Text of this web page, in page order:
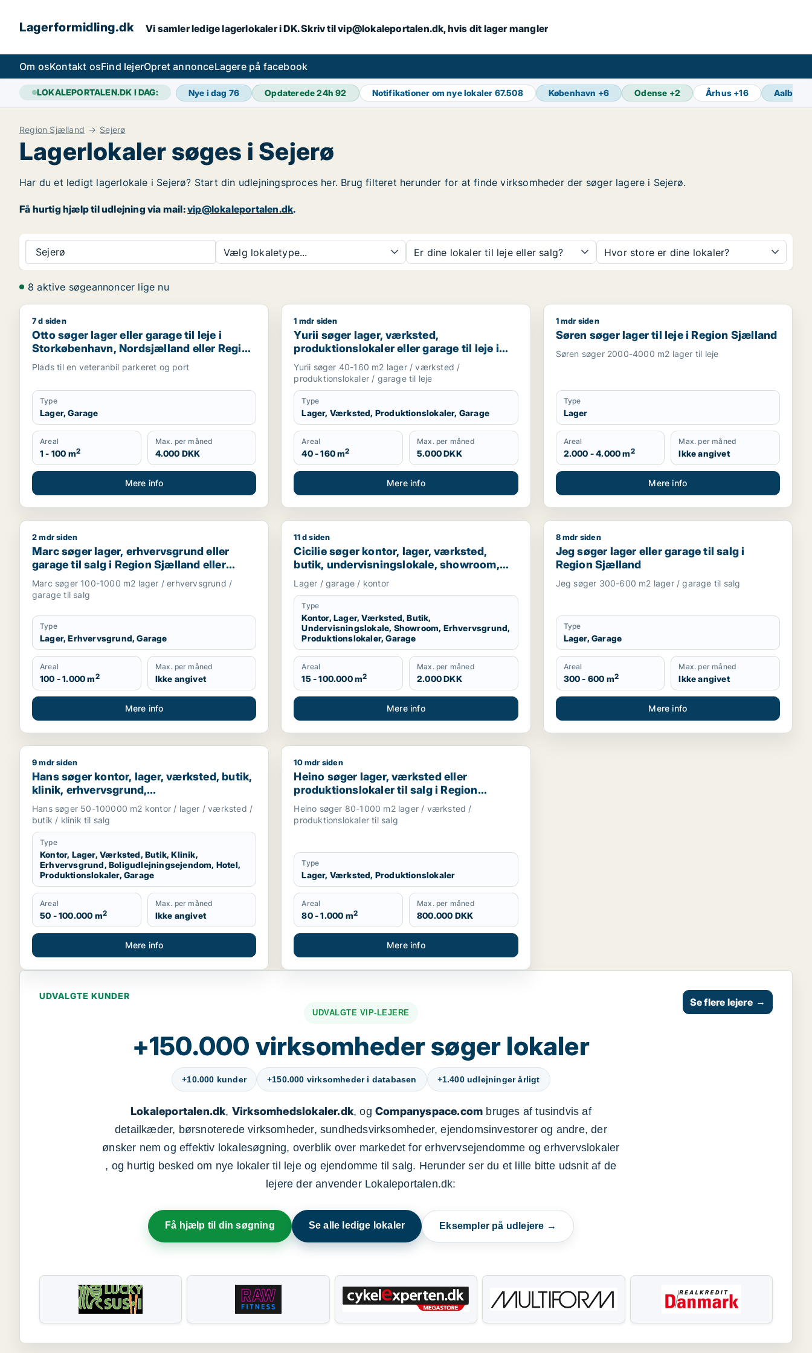
Lagerformidling.dk Vi samler ledige lagerlokaler i DK. Skriv til vip@lokaleportalen.dk, hvis dit lager mangler
Om osKontakt osFind lejerOpret annonceLagere på facebook
LOKALEPORTALEN.DK I DAG: Nye i dag 76 Opdaterede 24h92 Notifikationer om nye lokaler 67.508 København +6 Odense +2 Århus +16 Aalborg
Region Sjælland Sejerø
Lagerlokaler søges i Sejerø
Har du et ledigt lagerlokale i Sejerø? Start din udlejningsproces her. Brug filteret herunder for at finde virksomheder der søger lagere i Sejerø.
Få hurtig hjælp til udlejning via mail:vip@lokaleportalen.dk.
Sejerø Vælg lokaletype... Er dine lokaler til leje eller salg? Hvor store er dine lokaler?
8 aktive søgeannoncer lige nu
Otto søger lager eller garage til leje i Storkøbenhavn, Nordsjælland eller Region Sjælland
7 d siden
Otto søger lager eller garage til leje i
Storkøbenhavn, Nordsjælland eller Region
Sjælland
Plads til en veteranbil parkeret og port
Type
Lager, Garage
Areal
1 - 100 m2
Max. per måned
4.000 DKK
Mere info
Yurii søger lager, værksted, produktionslokaler eller garage til leje i Region Sjælland
1 mdr siden
Yurii søger lager, værksted,
produktionslokaler eller garage til leje i
Region Sjælland
Yurii søger 40-160 m2 lager / værksted /
produktionslokaler / garage til leje
Type
Lager, Værksted, Produktionslokaler, Garage
Areal
40 - 160 m2
Max. per måned
5.000 DKK
Mere info
Søren søger lager til leje i Region Sjælland
1 mdr siden
Søren søger lager til leje i Region Sjælland
Søren søger 2000-4000 m2 lager til leje
Type
Lager
Areal
2.000 - 4.000 m2
Max. per måned
Ikke angivet
Mere info
Marc søger lager, erhvervsgrund eller garage til salg i Region Sjælland eller Nordsjælland
2 mdr siden
Marc søger lager, erhvervsgrund eller
garage til salg i Region Sjælland eller
Nordsjælland
Marc søger 100-1000 m2 lager / erhvervsgrund /
garage til salg
Type
Lager, Erhvervsgrund, Garage
Areal
100 - 1.000 m2
Max. per måned
Ikke angivet
Mere info
Cicilie søger kontor, lager, værksted, butik, undervisningslokale, showroom, erhvervsgrund,
11 d siden
Cicilie søger kontor, lager, værksted,
butik, undervisningslokale, showroom,
erhvervsgrund, produktionslokaler eller
garage til leje i Region Sjælland eller
Nordsjælland
Lager / garage / kontor
Type
Kontor, Lager, Værksted, Butik,
Undervisningslokale, Showroom, Erhvervsgrund,
Produktionslokaler, Garage
Areal
15 - 100.000 m2
Max. per måned
2.000 DKK
Mere info
Jeg søger lager eller garage til salg i Region Sjælland
8 mdr siden
Jeg søger lager eller garage til salg i
Region Sjælland
Jeg søger 300-600 m2 lager / garage til salg
Type
Lager, Garage
Areal
300 - 600 m2
Max. per måned
Ikke angivet
Mere info
Hans søger kontor, lager, værksted, butik, klinik, erhvervsgrund, boligudlejningsejendom, hotel, produktionslokaler eller garage til salg i Region Sjælland
9 mdr siden
Hans søger kontor, lager, værksted, butik,
klinik, erhvervsgrund,
boligudlejningsejendom, hotel,
produktionslokaler eller garage til salg i
Region Sjælland
Hans søger 50-100000 m2 kontor / lager / værksted /
butik / klinik til salg
Type
Kontor, Lager, Værksted, Butik, Klinik,
Erhvervsgrund, Boligudlejningsejendom, Hotel,
Produktionslokaler, Garage
Areal
50 - 100.000 m2
Max. per måned
Ikke angivet
Mere info
Heino søger lager, værksted eller produktionslokaler til salg i Region Sjælland
10 mdr siden
Heino søger lager, værksted eller
produktionslokaler til salg i Region
Sjælland
Heino søger 80-1000 m2 lager / værksted /
produktionslokaler til salg
Type
Lager, Værksted, Produktionslokaler
Areal
80 - 1.000 m2
Max. per måned
800.000 DKK
Mere info
UDVALGTE KUNDER
UDVALGTE VIP-LEJERE
+150.000 virksomheder søger lokaler
+10.000 kunder +150.000 virksomheder i databasen +1.400 udlejninger årligt
Lokaleportalen.dk, Virksomhedslokaler.dk, og Companyspace.com bruges af tusindvis af
detailkæder, børsnoterede virksomheder, sundhedsvirksomheder, ejendomsinvestorer og andre, der
ønsker nem og effektiv lokalesøgning, overblik over markedet for erhvervsejendomme og erhvervslokaler
, og hurtig besked om nye lokaler til leje og ejendomme til salg. Herunder ser du et lille bitte udsnit af de
lejere der anvender Lokaleportalen.dk:
Få hjælp til din søgning Se alle ledige lokaler Eksempler på udlejere →
Se flere lejere →